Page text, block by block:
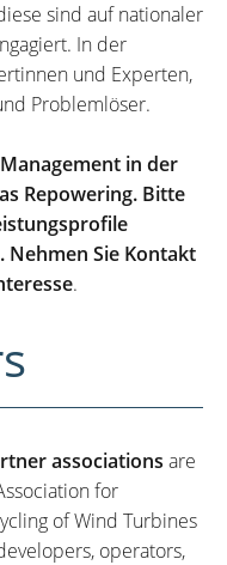
sind auf nationaler
In der
und Experten,
Problemlöser.
in der
Repowering. Bitte
Sie Kontakt
.
associations are
for
of Wind Turbines
operators,